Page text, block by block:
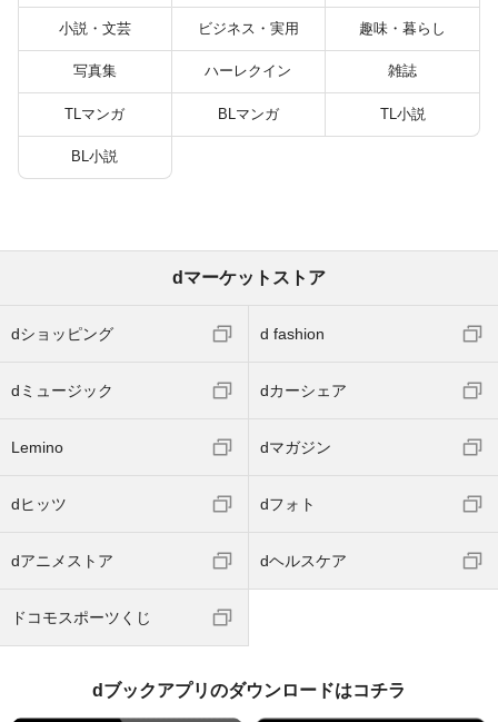
（２３）
小説・文芸 ビジネス・実用 趣味・暮らし
写真集 ハーレクイン 雑誌
TLマンガ BLマンガ TL小説
BL小説
dマーケットストア
dショッピング d fashion
dミュージック dカーシェア
Lemino dマガジン
dヒッツ dフォト
dアニメストア dヘルスケア
ドコモスポーツくじ
dブックアプリのダウンロードはコチラ